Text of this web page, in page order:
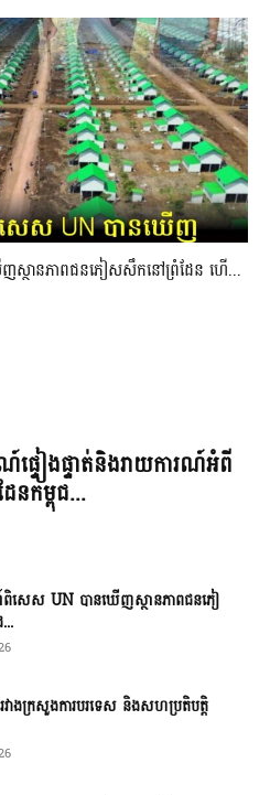
ស្ថានភាពជនភៀសសឹកនៅព្រំដែន ហើ...
ផ្ទៀងផ្ទាត់និងរាយការណ៍អំពី
នកម្ពុជ...
ពិសេស UN បានឃើញស្ថានភាពជនភៀ
ងក្រសួងការបរទេស និងសហប្រតិបត្តិ